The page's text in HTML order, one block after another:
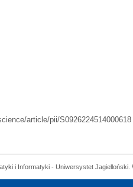
article/pii/S0926224514000618
i Informatyki - Uniwersystet